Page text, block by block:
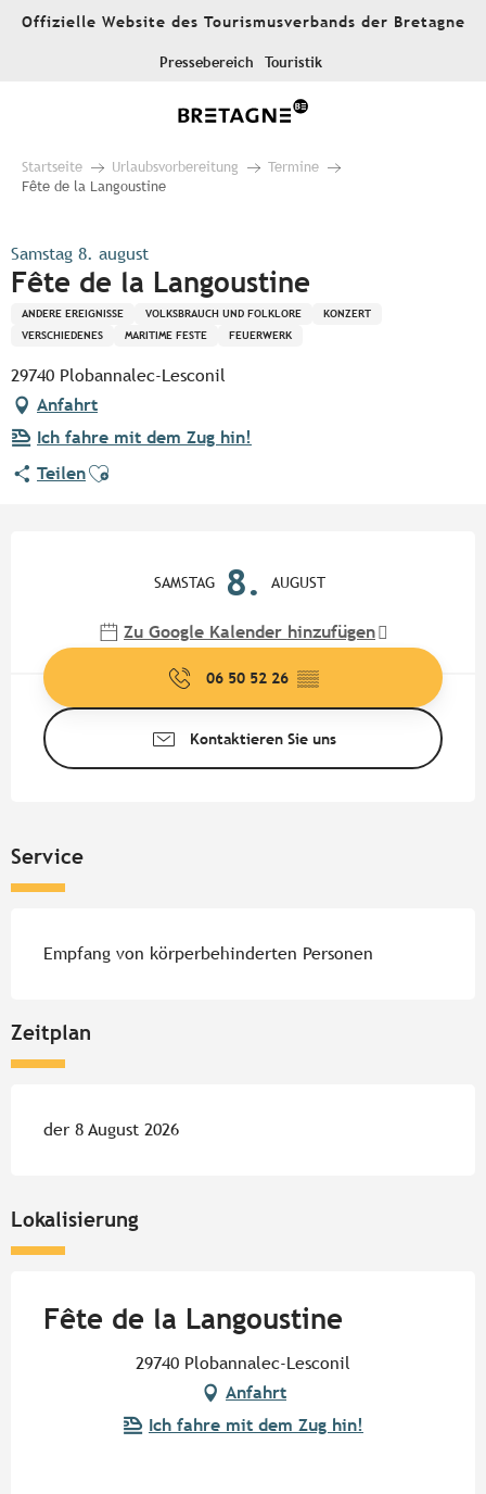
AllerOffizielle Website des Tourismusverbands der Bretagne
Pressebereich Touristik
Startseite Urlaubsvorbereitung
Termine
Fête de la Langoustine
Samstag 8. august
Fête de la Langoustine
ANDERE EREIGNISSE VOLKSBRAUCH UND FOLKLORE
KONZERT
VERSCHIEDENES
MARITIME FESTE FEUERWERK
29740 Plobannalec-Lesconil
Anfahrt
Ich fahre mit dem Zug hin!
TeilenAjouter aux favoris
SAMSTAG 8. AUGUST
Zu Google Kalender hinzufügen
06 50 52 26 ▒▒
Kontaktieren Sie uns
Service
Empfang von körperbehinderten Personen
Zeitplan
der 8 August 2026
Lokalisierung
Fête de la Langoustine
29740 Plobannalec-Lesconil
Anfahrt
Ich fahre mit dem Zug hin!